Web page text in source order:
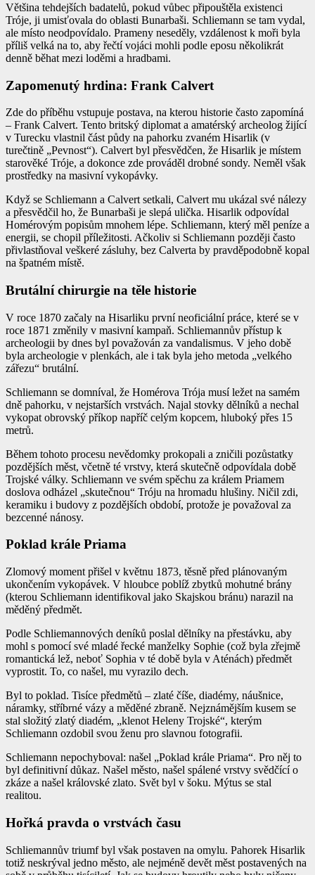
Většina tehdejších badatelů, pokud vůbec připouštěla existenci
Tróje, ji umisťovala do oblasti Bunarbaši. Schliemann se tam vydal,
ale místo neodpovídalo. Prameny neseděly, vzdálenost k moři byla
příliš velká na to, aby řečtí vojáci mohli podle eposu několikrát
denně běhat mezi loděmi a hradbami.
Zapomenutý hrdina: Frank Calvert
Zde do příběhu vstupuje postava, na kterou historie často zapomíná
– Frank Calvert. Tento britský diplomat a amatérský archeolog žijící
v Turecku vlastnil část půdy na pahorku zvaném Hisarlik (v
turečtině „Pevnost“). Calvert byl přesvědčen, že Hisarlik je místem
starověké Tróje, a dokonce zde prováděl drobné sondy. Neměl však
prostředky na masivní vykopávky.
Když se Schliemann a Calvert setkali, Calvert mu ukázal své nálezy
a přesvědčil ho, že Bunarbaši je slepá ulička. Hisarlik odpovídal
Homérovým popisům mnohem lépe. Schliemann, který měl peníze a
energii, se chopil příležitosti. Ačkoliv si Schliemann později často
přivlastňoval veškeré zásluhy, bez Calverta by pravděpodobně kopal
na špatném místě.
Brutální chirurgie na těle historie
V roce 1870 začaly na Hisarliku první neoficiální práce, které se v
roce 1871 změnily v masivní kampaň. Schliemannův přístup k
archeologii by dnes byl považován za vandalismus. V jeho době
byla archeologie v plenkách, ale i tak byla jeho metoda „velkého
zářezu“ brutální.
Schliemann se domníval, že Homérova Trója musí ležet na samém
dně pahorku, v nejstarších vrstvách. Najal stovky dělníků a nechal
vykopat obrovský příkop napříč celým kopcem, hluboký přes 15
metrů.
Během tohoto procesu nevědomky prokopali a zničili pozůstatky
pozdějších měst, včetně té vrstvy, která skutečně odpovídala době
Trojské války. Schliemann ve svém spěchu za králem Priamem
doslova odházel „skutečnou“ Tróju na hromadu hlušiny. Ničil zdi,
keramiku i budovy z pozdějších období, protože je považoval za
bezcenné nánosy.
Poklad krále Priama
Zlomový moment přišel v květnu 1873, těsně před plánovaným
ukončením vykopávek. V hloubce poblíž zbytků mohutné brány
(kterou Schliemann identifikoval jako Skajskou bránu) narazil na
měděný předmět.
Podle Schliemannových deníků poslal dělníky na přestávku, aby
mohl s pomocí své mladé řecké manželky Sophie (což byla zřejmě
romantická lež, neboť Sophia v té době byla v Aténách) předmět
vyprostit. To, co našel, mu vyrazilo dech.
Byl to poklad. Tisíce předmětů – zlaté číše, diadémy, náušnice,
náramky, stříbrné vázy a měděné zbraně. Nejznámějším kusem se
stal složitý zlatý diadém, „klenot Heleny Trojské“, kterým
Schliemann ozdobil svou ženu pro slavnou fotografii.
Schliemann nepochyboval: našel „Poklad krále Priama“. Pro něj to
byl definitivní důkaz. Našel město, našel spálené vrstvy svědčící o
zkáze a našel královské zlato. Svět byl v šoku. Mýtus se stal
realitou.
Hořká pravda o vrstvách času
Schliemannův triumf byl však postaven na omylu. Pahorek Hisarlik
totiž neskrýval jedno město, ale nejméně devět měst postavených na